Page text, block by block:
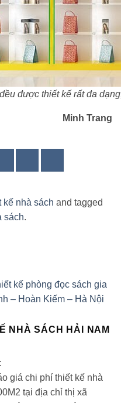
được thiết kế rất đa
Minh Trang
kế nhà sách and tagged
sách.
kế phòng đọc sách gia
– Hoàn Kiếm – Hà Nội
NHÀ SÁCH HẢI NAM
giá chi phí thiết kế nhà
tại địa chỉ thị xã